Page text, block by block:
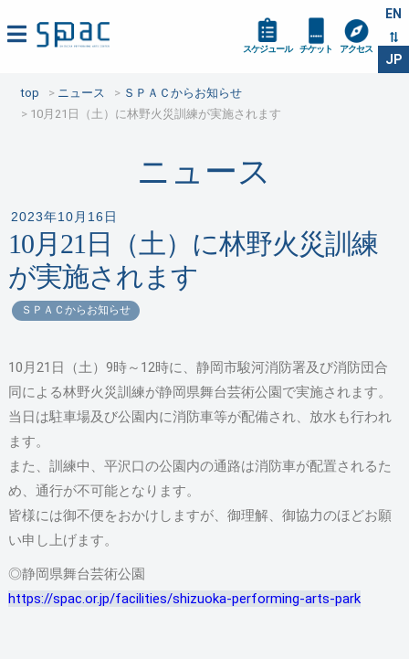
EN
JP
スケジュール チケット アクセス
top ニュース
ＳＰＡＣからお知らせ
10月21日（土）に林野火災訓練が実施されます
ニュース
2023年10月16日
10月21日（土）に林野火災訓練
が実施されます
ＳＰＡＣからお知らせ
10月21日（土）9時～12時に、静岡市駿河消防署及び消防団合
同による林野火災訓練が静岡県舞台芸術公園で実施されます。
当日は駐車場及び公園内に消防車等が配備され、放水も行われ
ます。
また、訓練中、平沢口の公園内の通路は消防車が配置されるた
め、通行が不可能となります。
皆様には御不便をおかけしますが、御理解、御協力のほどお願
い申し上げます。
◎静岡県舞台芸術公園
https://spac.or.jp/facilities/shizuoka-performing-arts-park